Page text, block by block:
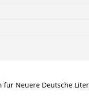
für Neuere Deutsche